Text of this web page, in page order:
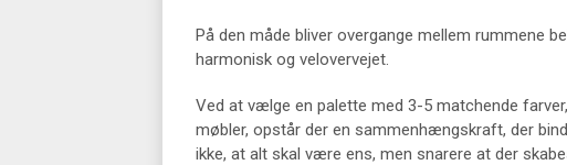
På den måde bliver overgange mellem rummene
harmonisk og velovervejet.
Ved at vælge en palette med 3-5 matchende
møbler, opstår der en sammenhængskraft, der
ikke, at alt skal være ens, men snarere at der